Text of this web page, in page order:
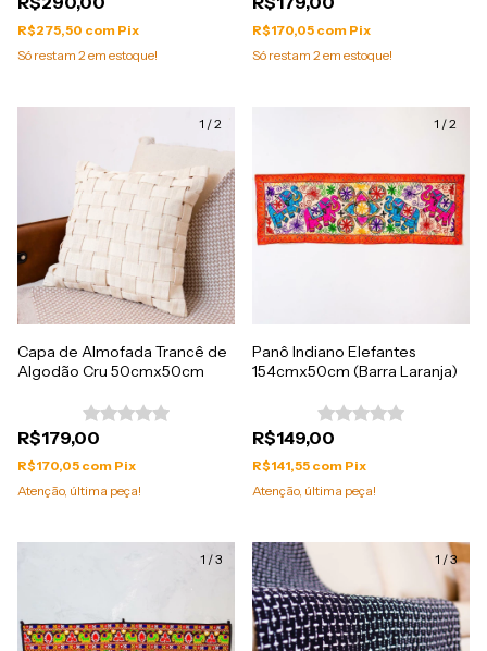
R$275,50 com Pix
Só restam 2em estoque!
R$170,05 com Pix
Só restam 2em estoque!
1 /2
Capa de Almofada Trancê de
Algodão Cru 50cmx50cm
R$179,00
R$170,05 com Pix
Atenção, última peça!
1 /2
Panô Indiano Elefantes
154cmx50cm (Barra Laranja)
R$149,00
R$141,55 com Pix
Atenção, última peça!
1 /3 1 /3